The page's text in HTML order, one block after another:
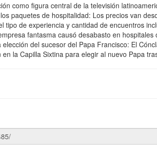
como figura central de la televisión
paquetes de hospitalidad: Los precios van
tipo de experiencia y cantidad de encuentros
fantasma causó desabasto en hospitales
del sucesor del Papa Francisco: El
la Capilla Sixtina para elegir al nuevo Papa